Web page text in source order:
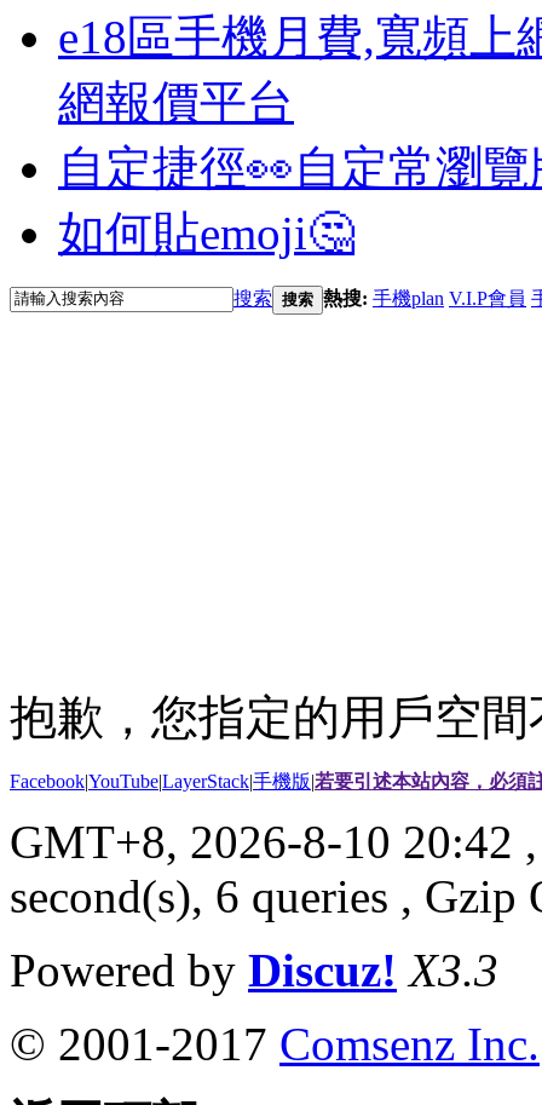
e18區手機月費,寬頻上
網報價平台
自定捷徑👀自定常瀏
如何貼emoji🤔
搜索 搜索 熱搜: 手機plan V.I.P會員
抱歉，您指定的用戶空間
Facebook|YouTube|LayerStack|手機版|若要引述本站內容，必須
GMT+8, 2026-8-10 20:42
second(s), 6 queries , Gzip
Powered by Discuz! X3.3
© 2001-2017 Comsenz Inc.